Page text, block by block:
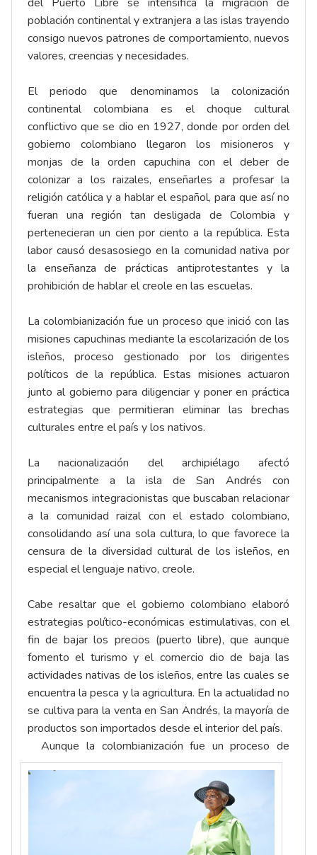
del Puerto Libre se intensifica la migración de
población continental y extranjera a las islas trayendo
consigo nuevos patrones de comportamiento, nuevos
valores, creencias y necesidades.
El periodo que denominamos la colonización
continental colombiana es el choque cultural
conflictivo que se dio en 1927, donde por orden del
gobierno colombiano llegaron los misioneros y
monjas de la orden capuchina con el deber de
colonizar a los raizales, enseñarles a profesar la
religión católica y a hablar el español, para que así no
fueran una región tan desligada de Colombia y
pertenecieran un cien por ciento a la república. Esta
labor causó desasosiego en la comunidad nativa por
la enseñanza de prácticas antiprotestantes y la
prohibición de hablar el creole en las escuelas.
La colombianización fue un proceso que inició con las
misiones capuchinas mediante la escolarización de los
isleños, proceso gestionado por los dirigentes
políticos de la república. Estas misiones actuaron
junto al gobierno para diligenciar y poner en práctica
estrategias que permitieran eliminar las brechas
culturales entre el país y los nativos.
La nacionalización del archipiélago afectó
principalmente a la isla de San Andrés con
mecanismos integracionistas que buscaban relacionar
a la comunidad raizal con el estado colombiano,
consolidando así una sola cultura, lo que favorece la
censura de la diversidad cultural de los isleños, en
especial el lenguaje nativo, creole.
Cabe resaltar que el gobierno colombiano elaboró
estrategias político-económicas estimulativas, con el
fin de bajar los precios (puerto libre), que aunque
fomento el turismo y el comercio dio de baja las
actividades nativas de los isleños, entre las cuales se
encuentra la pesca y la agricultura. En la actualidad no
se cultiva para la venta en San Andrés, la mayoría de
productos son importados desde el interior del país.
Aunque la colombianización fue un proceso de